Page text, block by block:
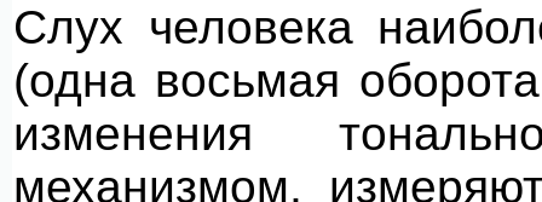
Слух человека
(одна восьмая
изменения
механизмом,